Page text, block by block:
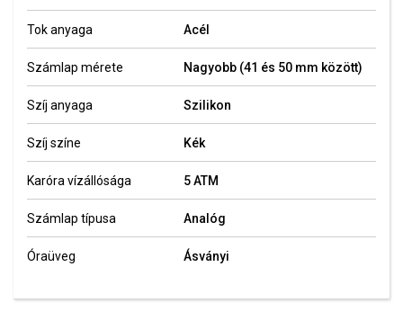
Tok anyaga Acél
Számlap mérete Nagyobb (41 és 50 mm között)
Szíj anyaga Szilikon
Szíj színe Kék
Karóra vízállósága 5 ATM
Számlap típusa Analóg
Óraüveg Ásványi